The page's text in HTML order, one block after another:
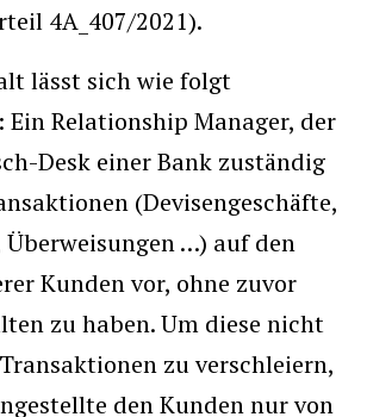
4A_407/2021).
lässt sich wie folgt
Ein Relationship Manager, der
Desk einer Bank zuständig
(Devisengeschäfte,
…) auf den
Kunden vor, ohne zuvor
zu haben. Um diese nicht
zu verschleiern,
den Kunden nur von